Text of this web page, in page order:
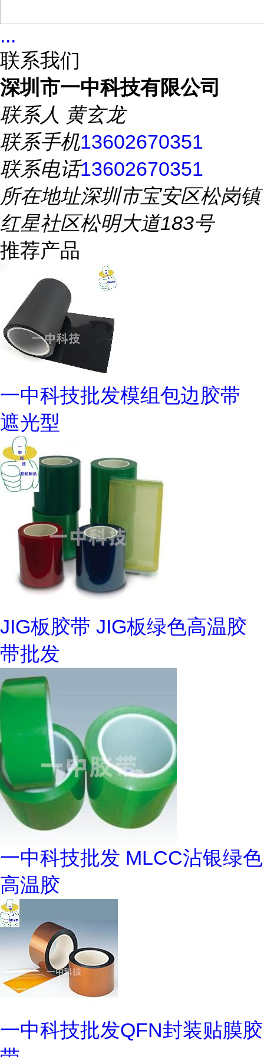
...
联系我们
深圳市一中科技有限公司
联系人 黄玄龙
联系手机13602670351
联系电话13602670351
所在地址深圳市宝安区松岗镇
红星社区松明大道183号
推荐产品
一中科技批发模组包边胶带
遮光型
JIG板胶带 JIG板绿色高温胶
带批发
一中科技批发 MLCC沾银绿色
高温胶
一中科技批发QFN封装贴膜胶